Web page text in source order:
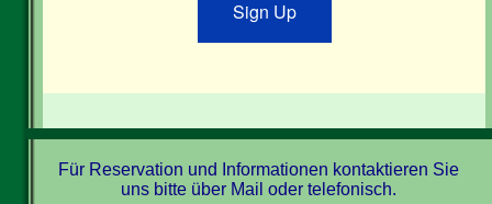
Sign Up
Für Reservation und Informationen kontaktieren Sie
uns bitte über Mail oder telefonisch.